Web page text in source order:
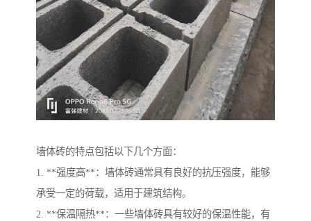
墙体砖的特点包括以下几个方面：
1. **强度高**：墙体砖通常具有良好的抗压强度，能够
承受一定的荷载，适用于建筑结构。
2. **保温隔热**：一些墙体砖具有较好的保温性能，有